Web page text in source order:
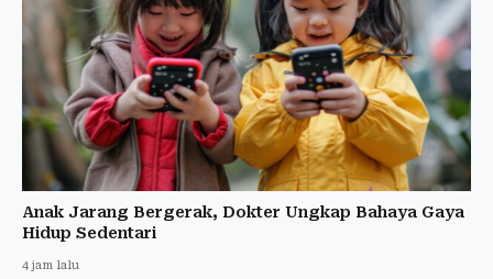
Anak Jarang Bergerak, Dokter Ungkap Bahaya Gaya
Hidup Sedentari
4 jam lalu